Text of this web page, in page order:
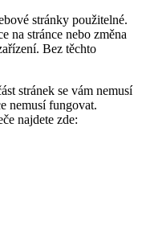
stránky použitelné.
na stránce nebo změna
Bez těchto
stránek se vám nemusí
nemusí fungovat.
najdete zde: